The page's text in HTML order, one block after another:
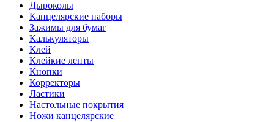
Дыроколы
Канцелярские наборы
Зажимы для бумаг
Калькуляторы
Клей
Клейкие ленты
Кнопки
Корректоры
Ластики
Настольные покрытия
Ножи канцелярские